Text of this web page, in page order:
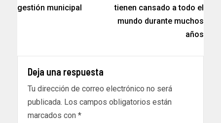
gestión municipal
tienen cansado a todo el
mundo durante muchos
años
Deja una respuesta
Tu dirección de correo electrónico no será
publicada. Los campos obligatorios están
marcados con *